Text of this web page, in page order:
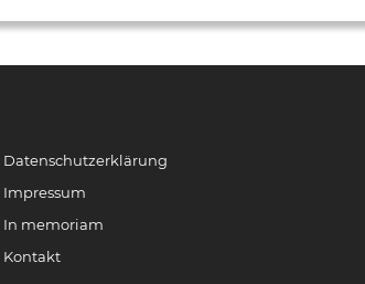
Datenschutzerklärung
Impressum
In memoriam
Kontakt